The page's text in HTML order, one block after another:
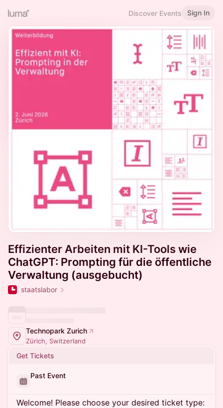
Discover Events Sign In
Effizienter Arbeiten mit KI-Tools wie
ChatGPT: Prompting für die öffentliche
Verwaltung (ausgebucht)
staatslabor
Technopark Zurich
Zürich, Switzerland
Get Tickets
Past Event
Welcome! Please choose your desired ticket type: